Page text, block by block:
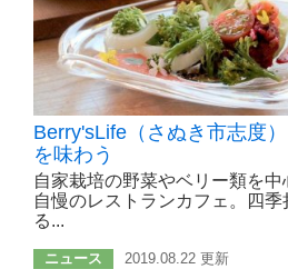
Berry'sLife（さぬき市志度
を味わう
自家栽培の野菜やベリー類を
自慢のレストランカフェ。四
る...
ニュース 2019.08.22 更新